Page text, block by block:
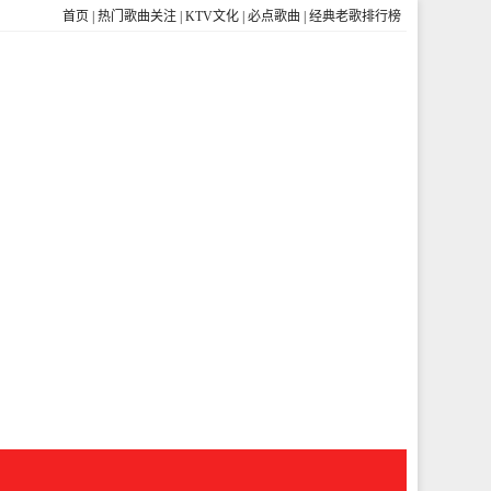
首页 热门歌曲关注 KTV文化 必点歌曲 经典老歌排行榜